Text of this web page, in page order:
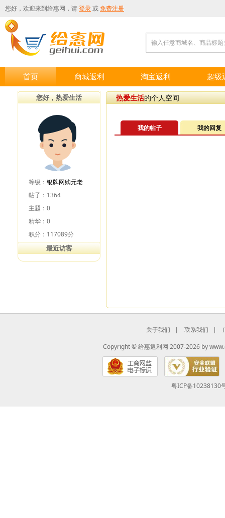
您好，欢迎来到 给惠网 ，请 登录 或 免费注册
输入任意商城名、商品标
首页 商城返利 淘宝返利 超级
您好，热爱生活
等级： 银牌网购元老
帖子：1364
主题：0
精华：0
积分：117089分
最近访客
热爱生活的个人空间
我的帖子 我的回复
关于我们 | 联系我们 |
Copyright ©给惠返利网 2007-2026 by
粤ICP备10238130